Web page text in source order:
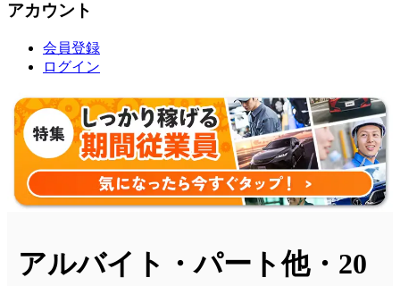
アカウント
会員登録
ログイン
アルバイト・パート他・20